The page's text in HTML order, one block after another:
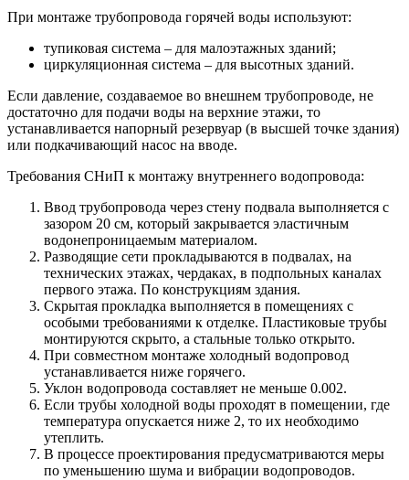
При монтаже трубопровода горячей воды используют:
тупиковая система – для малоэтажных зданий;
циркуляционная система – для высотных зданий.
Если давление, создаваемое во внешнем трубопроводе, не
достаточно для подачи воды на верхние этажи, то
устанавливается напорный резервуар (в высшей точке здания)
или подкачивающий насос на вводе.
Требования СНиП к монтажу внутреннего водопровода:
Ввод трубопровода через стену подвала выполняется с
зазором 20 см, который закрывается эластичным
водонепроницаемым материалом.
Разводящие сети прокладываются в подвалах, на
технических этажах, чердаках, в подпольных каналах
первого этажа. По конструкциям здания.
Скрытая прокладка выполняется в помещениях с
особыми требованиями к отделке. Пластиковые трубы
монтируются скрыто, а стальные только открыто.
При совместном монтаже холодный водопровод
устанавливается ниже горячего.
Уклон водопровода составляет не меньше 0.002.
Если трубы холодной воды проходят в помещении, где
температура опускается ниже 2, то их необходимо
утеплить.
В процессе проектирования предусматриваются меры
по уменьшению шума и вибрации водопроводов.